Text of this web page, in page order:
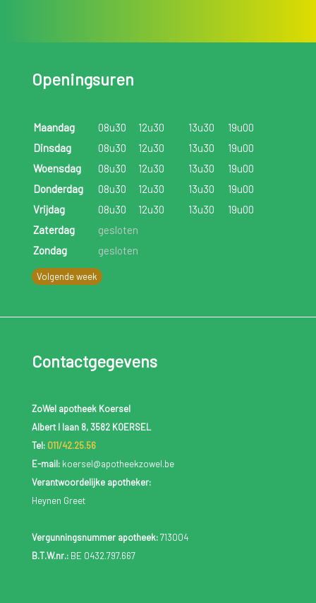
Openingsuren
Maandag 08u30 12u30 13u30
19u00
Dinsdag
08u30 12u30 13u30
19u00
Woensdag
08u30 12u30 13u30
19u00
Donderdag
08u30 12u30 13u30
19u00
Vrijdag
08u30 12u30 13u30
19u00
Zaterdag
gesloten
Zondag
gesloten
Volgende week
Contactgegevens
ZoWel apotheek Koersel
Albert I laan 8, 3582 KOERSEL
Tel: 011/42.25.56
E-mail: koersel@apotheekzowel.be
Verantwoordelijke apotheker:
Heynen Greet
Vergunningsnummer apotheek:713004
B.T.W.nr.:BE 0432.797.667